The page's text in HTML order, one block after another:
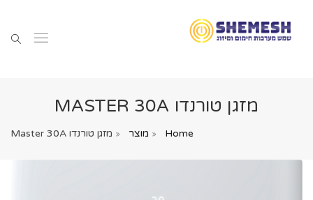
מזגן טורנדו MASTER 30A
Home מוצר מזגן טורנדו Master 30A